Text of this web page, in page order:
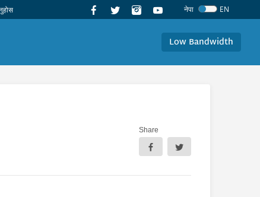
नेपा EN
Low Bandwidth
Share